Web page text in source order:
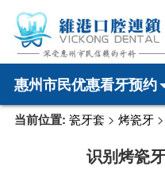
惠州市民优惠看牙预约
首页home page
医院简介hospital
电话预约
当前位置: 瓷牙套 > 烤瓷牙>
识别烤瓷